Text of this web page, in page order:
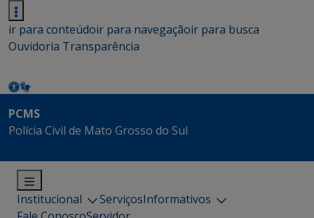
ir para conteúdoir para navegaçãoir para busca
Ouvidoria Transparência
PCMS
Polícia Civil de Mato Grosso do Sul
Institucional ServiçosInformativos